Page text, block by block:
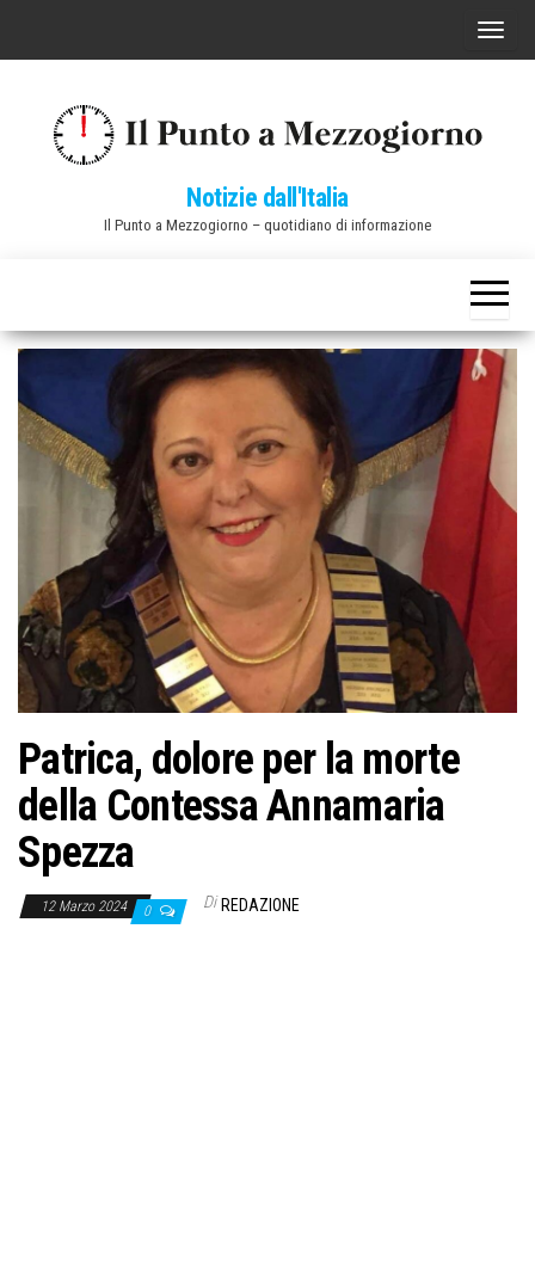
C
a
v
g
a
z
Notizie dall'Italia
Il Punto a Mezzogiorno – quotidiano di informazione
Patrica, dolore per la morte
della Contessa Annamaria
Spezza
12 Marzo 2024 0 Di REDAZIONE